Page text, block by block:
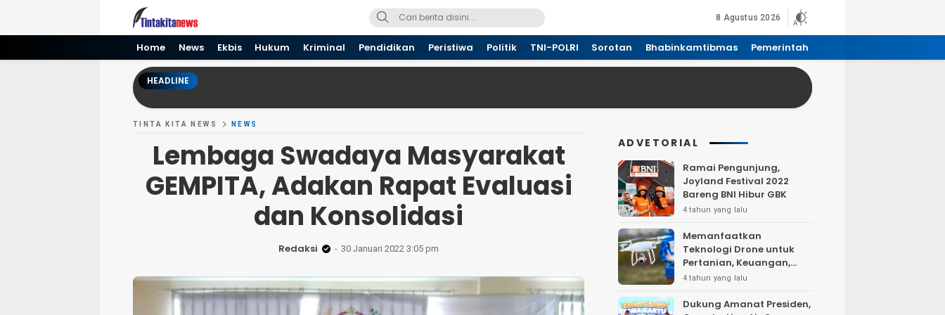
Tinta kita News
Informasi Terkini
8 Agustus 2026
Home News Ekbis Hukum Kriminal Pendidikan Peristiwa Politik TNI-POLRI Sorotan Bhabinkamtibmas Pemerintah
HEADLINE
TINTA KITA NEWS NEWS
Lembaga Swadaya Masyarakat
GEMPITA, Adakan Rapat Evaluasi
dan Konsolidasi
Redaksi 30 Januari 2022 3:05 pm
ADVETORIAL
Ramai Pengunjung,
Joyland Festival 2022
Bareng BNI Hibur GBK
4 tahun yang lalu
Memanfaatkan
Teknologi Drone untuk
Pertanian, Keuangan,
Pertambangan, Real
Telekomunikasi.
4 tahun yang lalu
Dukung Amanat Presiden,